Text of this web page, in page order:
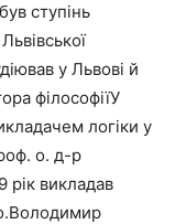
ступінь
у Львові й
філософіїУ
логіки у
о. д-р
викладав